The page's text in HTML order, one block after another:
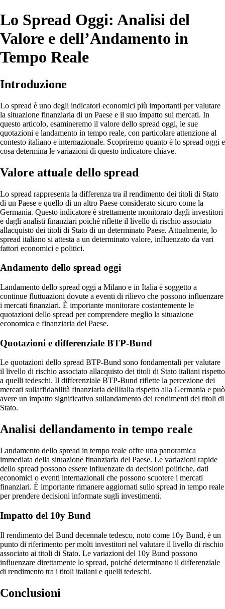
Lo Spread Oggi: Analisi del
Valore e dell’Andamento in
Tempo Reale
Introduzione
Lo spread è uno degli indicatori economici più importanti per valutare
la situazione finanziaria di un Paese e il suo impatto sui mercati. In
questo articolo, esamineremo il valore dello spread oggi, le sue
quotazioni e landamento in tempo reale, con particolare attenzione al
contesto italiano e internazionale. Scopriremo quanto è lo spread oggi e
cosa determina le variazioni di questo indicatore chiave.
Valore attuale dello spread
Lo spread rappresenta la differenza tra il rendimento dei titoli di Stato
di un Paese e quello di un altro Paese considerato sicuro come la
Germania. Questo indicatore è strettamente monitorato dagli investitori
e dagli analisti finanziari poiché riflette il livello di rischio associato
allacquisto dei titoli di Stato di un determinato Paese. Attualmente, lo
spread italiano si attesta a un determinato valore, influenzato da vari
fattori economici e politici.
Andamento dello spread oggi
Landamento dello spread oggi a Milano e in Italia è soggetto a
continue fluttuazioni dovute a eventi di rilievo che possono influenzare
i mercati finanziari. È importante monitorare costantemente le
quotazioni dello spread per comprendere meglio la situazione
economica e finanziaria del Paese.
Quotazioni e differenziale BTP-Bund
Le quotazioni dello spread BTP-Bund sono fondamentali per valutare
il livello di rischio associato allacquisto dei titoli di Stato italiani rispetto
a quelli tedeschi. Il differenziale BTP-Bund riflette la percezione dei
mercati sullaffidabilità finanziaria dellItalia rispetto alla Germania e può
avere un impatto significativo sullandamento dei rendimenti dei titoli di
Stato.
Analisi dellandamento in tempo reale
Landamento dello spread in tempo reale offre una panoramica
immediata della situazione finanziaria del Paese. Le variazioni rapide
dello spread possono essere influenzate da decisioni politiche, dati
economici o eventi internazionali che possono scuotere i mercati
finanziari. È importante rimanere aggiornati sullo spread in tempo reale
per prendere decisioni informate sugli investimenti.
Impatto del 10y Bund
Il rendimento del Bund decennale tedesco, noto come 10y Bund, è un
punto di riferimento per molti investitori nel valutare il livello di rischio
associato ai titoli di Stato. Le variazioni del 10y Bund possono
influenzare direttamente lo spread, poiché determinano il differenziale
di rendimento tra i titoli italiani e quelli tedeschi.
Conclusioni